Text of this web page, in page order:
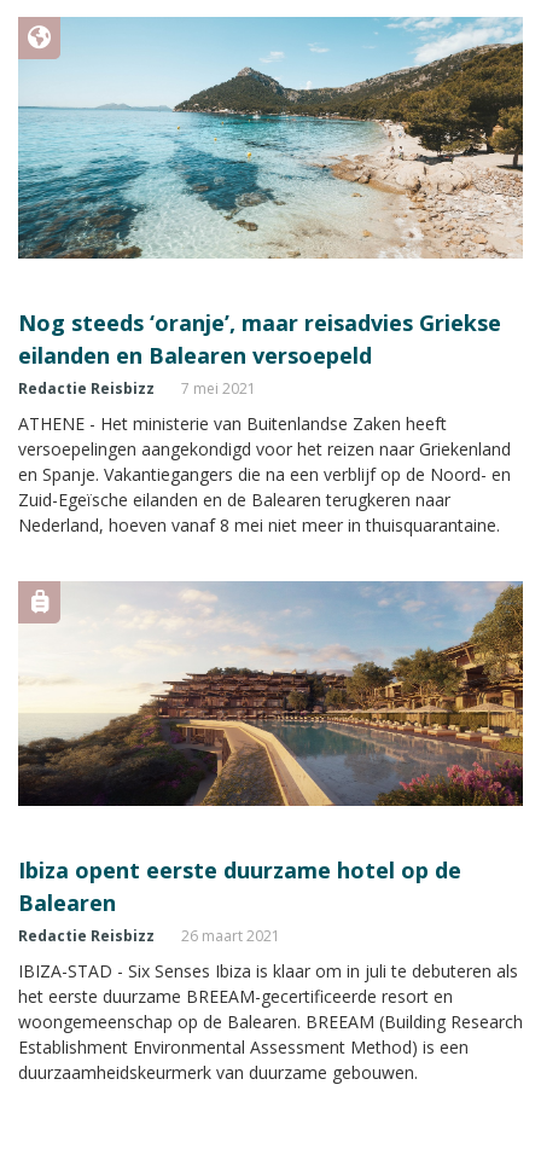
Nog steeds ‘oranje’, maar reisadvies Griekse
eilanden en Balearen versoepeld
Redactie Reisbizz 7 mei 2021
ATHENE - Het ministerie van Buitenlandse Zaken heeft
versoepelingen aangekondigd voor het reizen naar Griekenland
en Spanje. Vakantiegangers die na een verblijf op de Noord- en
Zuid-Egeïsche eilanden en de Balearen terugkeren naar
Nederland, hoeven vanaf 8 mei niet meer in thuisquarantaine.
Ibiza opent eerste duurzame hotel op de
Balearen
Redactie Reisbizz 26 maart 2021
IBIZA-STAD - Six Senses Ibiza is klaar om in juli te debuteren als
het eerste duurzame BREEAM-gecertificeerde resort en
woongemeenschap op de Balearen. BREEAM (Building Research
Establishment Environmental Assessment Method) is een
duurzaamheidskeurmerk van duurzame gebouwen.